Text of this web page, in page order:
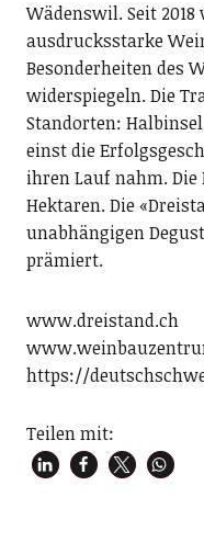
Wädenswil. Seit
ausdrucksstarke
Besonderheiten des
widerspiegeln. Die
Standorten:
einst die
ihren Lauf nahm.
Hektaren. Die
unabhängigen
prämiert.
www.dreistand.ch
https://
Teilen mit: